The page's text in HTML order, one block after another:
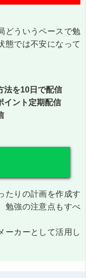
どういうペースで勉
態では不安になって
法を10日で配信
イント定期配信
たりの計画を作成す
勉強の注意点もすべ
ーカーとして活用し